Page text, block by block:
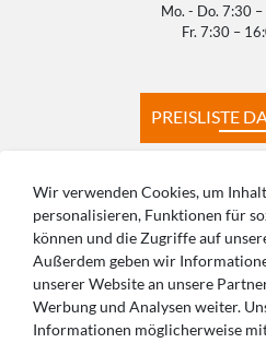
Mo. - Do. 7:30
Fr. 7:30 –
PREISLISTE
PRODUKTIONSZEITEN
Wir verwenden Cookies, um
personalisieren, Funktionen für
können und die Zugriffe auf
Außerdem geben wir
unserer Website an unsere
Werbung und Analysen weiter.
Informationen möglicherweise